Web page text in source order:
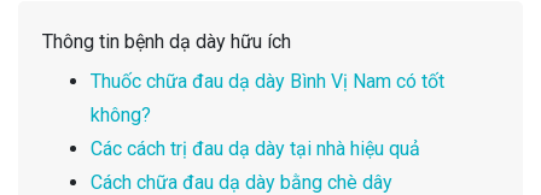
Thông tin bệnh dạ dày hữu ích
Thuốc chữa đau dạ dày Bình Vị Nam có tốt
không?
Các cách trị đau dạ dày tại nhà hiệu quả
Cách chữa đau dạ dày bằng chè dây